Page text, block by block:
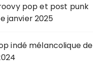
pop et post punk
janvier 2025
indé mélancolique de